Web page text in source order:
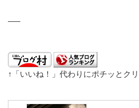
—–
↑「いいね！」代わりにポチッとク